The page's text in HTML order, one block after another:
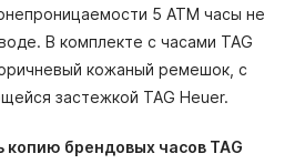
5 АТМ часы не
В комплекте с часами TAG
кожаный ремешок, с
застежкой TAG Heuer.
копию брендовых часов TAG